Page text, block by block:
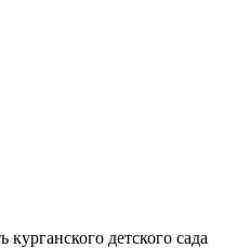
детского сада